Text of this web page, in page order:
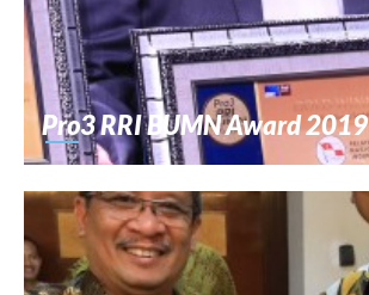
Pro3 RRI BUMN Award 2019